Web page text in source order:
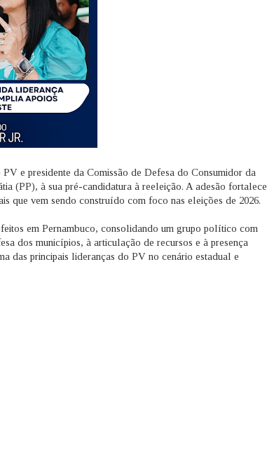
e presidente da Comissão de Defesa do Consumidor da
(PP), à sua pré-candidatura à reeleição. A adesão fortalece
que vem sendo construído com foco nas eleições de 2026.
em Pernambuco, consolidando um grupo político com
dos municípios, à articulação de recursos e à presença
das principais lideranças do PV no cenário estadual e